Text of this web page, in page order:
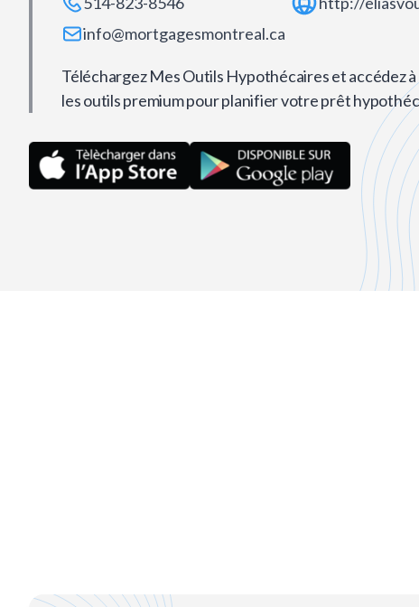
info@mortgagesmontreal.ca
Téléchargez Mes Outils Hypothécaires et accédez
les outils premium pour planifier votre prêt